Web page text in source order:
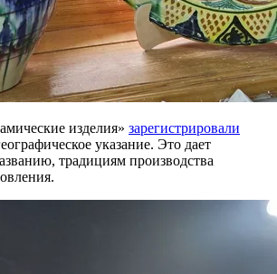
изделия» зарегистрировали
указание. Это дает
традициям производства